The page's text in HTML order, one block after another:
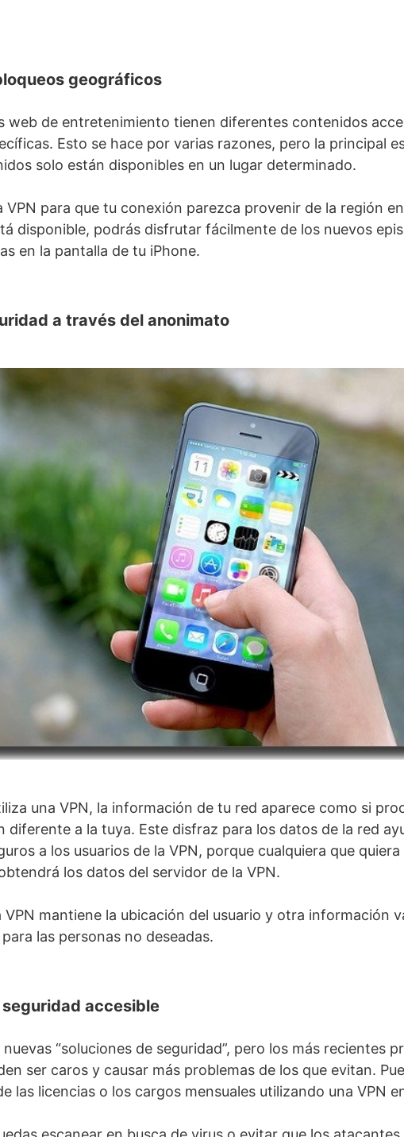
geográficos
web de entretenimiento tienen diferentes contenidos
Esto se hace por varias razones, pero la principal
solo están disponibles en un lugar determinado.
VPN para que tu conexión parezca provenir de la región
disponible, podrás disfrutar fácilmente de los nuevos
en la pantalla de tu iPhone.
a través del anonimato
una VPN, la información de tu red aparece como si
diferente a la tuya. Este disfraz para los datos de la red
a los usuarios de la VPN, porque cualquiera que
los datos del servidor de la VPN.
VPN mantiene la ubicación del usuario y otra información
las personas no deseadas.
accesible
“soluciones de seguridad”, pero los más recientes
ser caros y causar más problemas de los que evitan.
las licencias o los cargos mensuales utilizando una VPN